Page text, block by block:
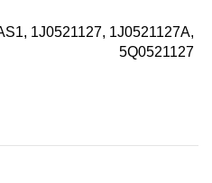
1J0521127, 1J0521127A,
5Q0521127